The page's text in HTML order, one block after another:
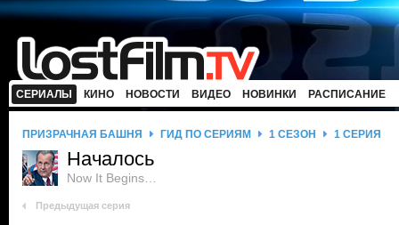
СЕРИАЛЫ КИНО НОВОСТИ ВИДЕО НОВИНКИ РАСПИСАНИЕ
ПРИЗРАЧНАЯ БАШНЯ ГИД ПО СЕРИЯМ 1 СЕЗОН 1 СЕРИЯ
Началось
Now It Begins…
Предыдущая серия